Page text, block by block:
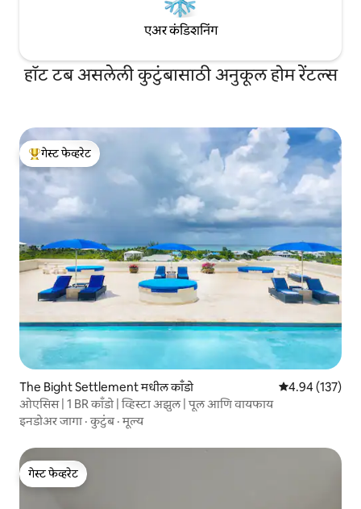
एअर कंडिशनिंग
हॉट टब असलेली कुटुंबासाठी अनुकूल होम रेंटल्स
टॉप गेस्ट फेव्हरेट
गेस्ट फेव्हरेट
The Bight Settlement मधील काँडो 5 पैकी 4.94
4.94 (137)
ओएसिस | 1 BR काँडो | व्हिस्टा अझुल | पूल आणि वायफाय
इनडोअर जागा ·कुटुंब·मूल्य
गेस्ट फेव्हरेट
गेस्ट फेव्हरेट